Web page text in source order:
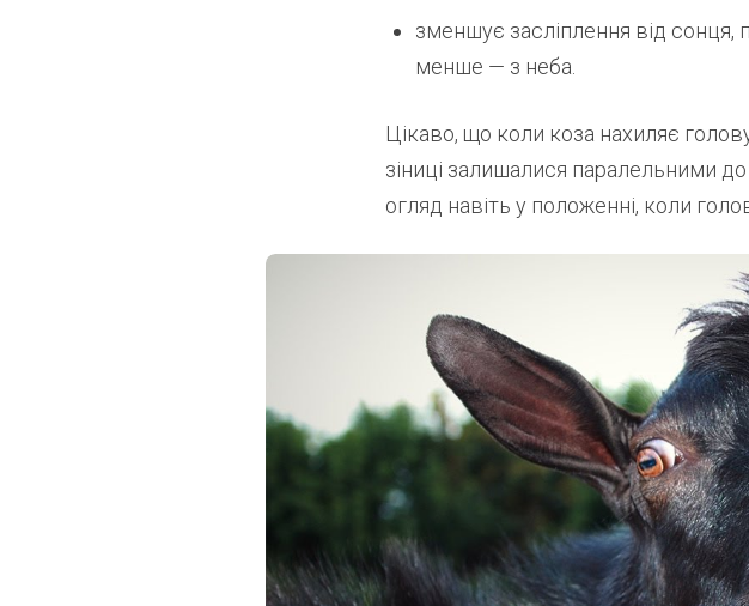
зменшує засліплення від сонця,
менше — з неба.
Цікаво, що коли коза нахиляє
зіниці залишалися паралельними
огляд навіть у положенні, коли